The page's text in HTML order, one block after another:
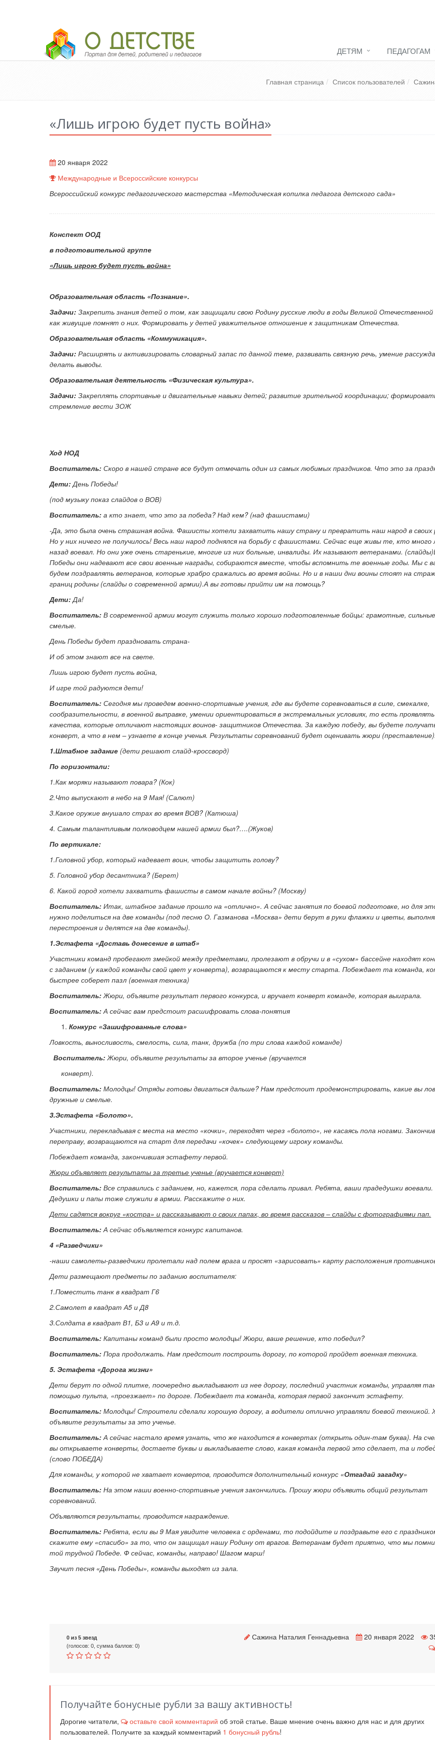
Педагогический портал «О детстве»
ДЕТЯМ
ПЕДАГОГАМ
Главная страница Список пользователей
«Лишь игрою будет пусть война»
20 января 2022
Международные и Всероссийские конкурсы
Всероссийский конкурс педагогического мастерства «Методическая копилка педагога детского сада»
Конспект ООД
в подготовительной группе
«Лишь игрою будет пусть война»
Образовательная область «Познание».
Задачи: Закрепить знания детей о том, как защищали свою Родину русские люди в годы Великой Отечественной
как живущие помнят о них. Формировать у детей уважительное отношение к защитникам Отечества.
Образовательная область «Коммуникация».
Задачи: Расширять и активизировать словарный запас по данной теме, развивать связную речь, умение
делать выводы.
Образовательная деятельность «Физическая культура».
Задачи: Закреплять спортивные и двигательные навыки детей; развитие зрительной координации;
стремление вести ЗОЖ
Ход НОД
Воспитатель: Скоро в нашей стране все будут отмечать один из самых любимых праздников. Что это за
Дети:День Победы!
(под музыку показ слайдов о ВОВ)
Воспитатель: а кто знает, что это за победа? Над кем? (над фашистами)
-Да, это была очень страшная война. Фашисты хотели захватить нашу страну и превратить наш народ в своих
Но у них ничего не получилось! Весь наш народ поднялся на борьбу с фашистами. Сейчас еще живы те, кто много
назад воевал. Но они уже очень старенькие, многие из них больные, инвалиды. Их называют ветеранами.
Победы они надевают все свои военные награды, собираются вместе, чтобы вспомнить те военные годы. Мы с
будем поздравлять ветеранов, которые храбро сражались во время войны. Но и в наши дни воины стоят на
границ родины (слайды о современной армии).А вы готовы прийти им на помощь?
Дети:Да!
Воспитатель: В современной армии могут служить только хорошо подготовленные бойцы: грамотные,
смелые.
День Победы будет праздновать страна-
И об этом знают все на свете.
Лишь игрою будет пусть война,
И игре той радуются дети!
Воспитатель: Сегодня мы проведем военно-спортивные учения, где вы будете соревноваться в силе, смекалке,
сообразительности, в военной выправке, умении ориентироваться в экстремальных условиях, то есть
качества, которые отличают настоящих воинов- защитников Отечества. За каждую победу, вы будете
конверт, а что в нем – узнаете в конце ученья. Результаты соревнований будет оценивать жюри (преставление).
1.Штабное задание (дети решают слайд-кроссворд)
По горизонтали:
1.Как моряки называют повара? (Кок)
2.Что выпускают в небо на 9 Мая! (Салют)
3.Какое оружие внушало страх во время ВОВ? (Катюша)
4. Самым талантливым полководцем нашей армии был?….(Жуков)
По вертикале:
1.Головной убор, который надевает воин, чтобы защитить голову?
5. Головной убор десантника? (Берет)
6. Какой город хотели захватить фашисты в самом начале войны? (Москву)
Воспитатель: Итак, штабное задание прошло на «отлично». А сейчас занятия по боевой подготовке, но для
нужно поделиться на две команды (под песню О. Газманова «Москва» дети берут в руки флажки и цветы,
перестроения и делятся на две команды).
1.Эстафета «Доставь донесение в штаб»
Участники команд пробегают змейкой между предметами, пролезают в обручи и в «сухом» бассейне находят
с заданием (у каждой команды свой цвет у конверта), возвращаются к месту старта. Побеждает та команда,
быстрее соберет пазл (военная техника)
Воспитатель:Жюри, объявите результат первого конкурса, и вручает конверт команде, которая выиграла.
Воспитатель:А сейчас вам предстоит расшифровать слова-понятия
Конкурс «Зашифрованные слова»
Ловкость, выносливость, смелость, сила, танк, дружба (по три слова каждой команде)
Воспитатель:Жюри, объявите результаты за второе ученье (вручается
конверт).
Воспитатель: Молодцы! Отряды готовы двигаться дальше? Нам предстоит продемонстрировать, какие вы
дружные и смелые.
3.Эстафета «Болото».
Участники, перекладывая с места на место «кочки», переходят через «болото», не касаясь пола ногами. Закончив
переправу, возвращаются на старт для передачи «кочек» следующему игроку команды.
Побеждает команда, закончившая эстафету первой.
Жюри объявляет результаты за третье ученье (вручается конверт)
Воспитатель: Все справились с заданием, но, кажется, пора сделать привал. Ребята, ваши прадедушки воевали.
Дедушки и папы тоже служили в армии. Расскажите о них.
Дети садятся вокруг «костра» и рассказывают о своих папах, во время рассказов – слайды с фотографиями пап.
Воспитатель:А сейчас объявляется конкурс капитанов.
4 «Разведчики»
-наши самолеты-разведчики пролетали над полем врага и просят «зарисовать» карту расположения
Дети размещают предметы по заданию воспитателя:
1.Поместить танк в квадрат Г6
2.Самолет в квадрат А5 и Д8
3.Солдата в квадрат В1, Б3 и А9 и т.д.
Воспитатель: Капитаны команд были просто молодцы! Жюри, ваше решение, кто победил?
Воспитатель: Пора продолжать. Нам предстоит построить дорогу, по которой пройдет военная техника.
5. Эстафета «Дорога жизни»
Дети берут по одной плитке, поочередно выкладывают из нее дорогу, последний участник команды, управляя
помощью пульта, «проезжает» по дороге. Побеждает та команда, которая первой закончит эстафету.
Воспитатель: Молодцы! Строители сделали хорошую дорогу, а водители отлично управляли боевой техникой.
объявите результаты за это ученье.
Воспитатель:А сейчас настало время узнать, что же находится в конвертах (открыть один-там буква). На
вы открываете конверты, достаете буквы и выкладываете слово, какая команда первой это сделает, та и
(слово ПОБЕДА)
Для команды, у которой не хватает конвертов, проводится дополнительный конкурс «Отгадай загадку»
Воспитатель: На этом наши военно-спортивные учения закончились. Прошу жюри объявить общий результат
соревнований.
Объявляются результаты, проводится награждение.
Воспитатель: Ребята, если вы 9 Мая увидите человека с орденами, то подойдите и поздравьте его с
скажите ему «спасибо» за то, что он защищал нашу Родину от врагов. Ветеранам будет приятно, что мы
той трудной Победе. Ф сейчас, команды, направо! Шагом марш!
Звучит песня «День Победы», команды выходят из зала.
0 из 5 звезд
(голосов: 0, сумма баллов: 0)
Сажина Наталия Геннадьевна 20 января 2022
Получайте бонусные рубли за вашу активность!
Дорогие читатели, оставьте свой комментарий об этой статье. Ваше мнение очень важно для нас и для других
пользователей. Получите за каждый комментарий 1 бонусный рубль!